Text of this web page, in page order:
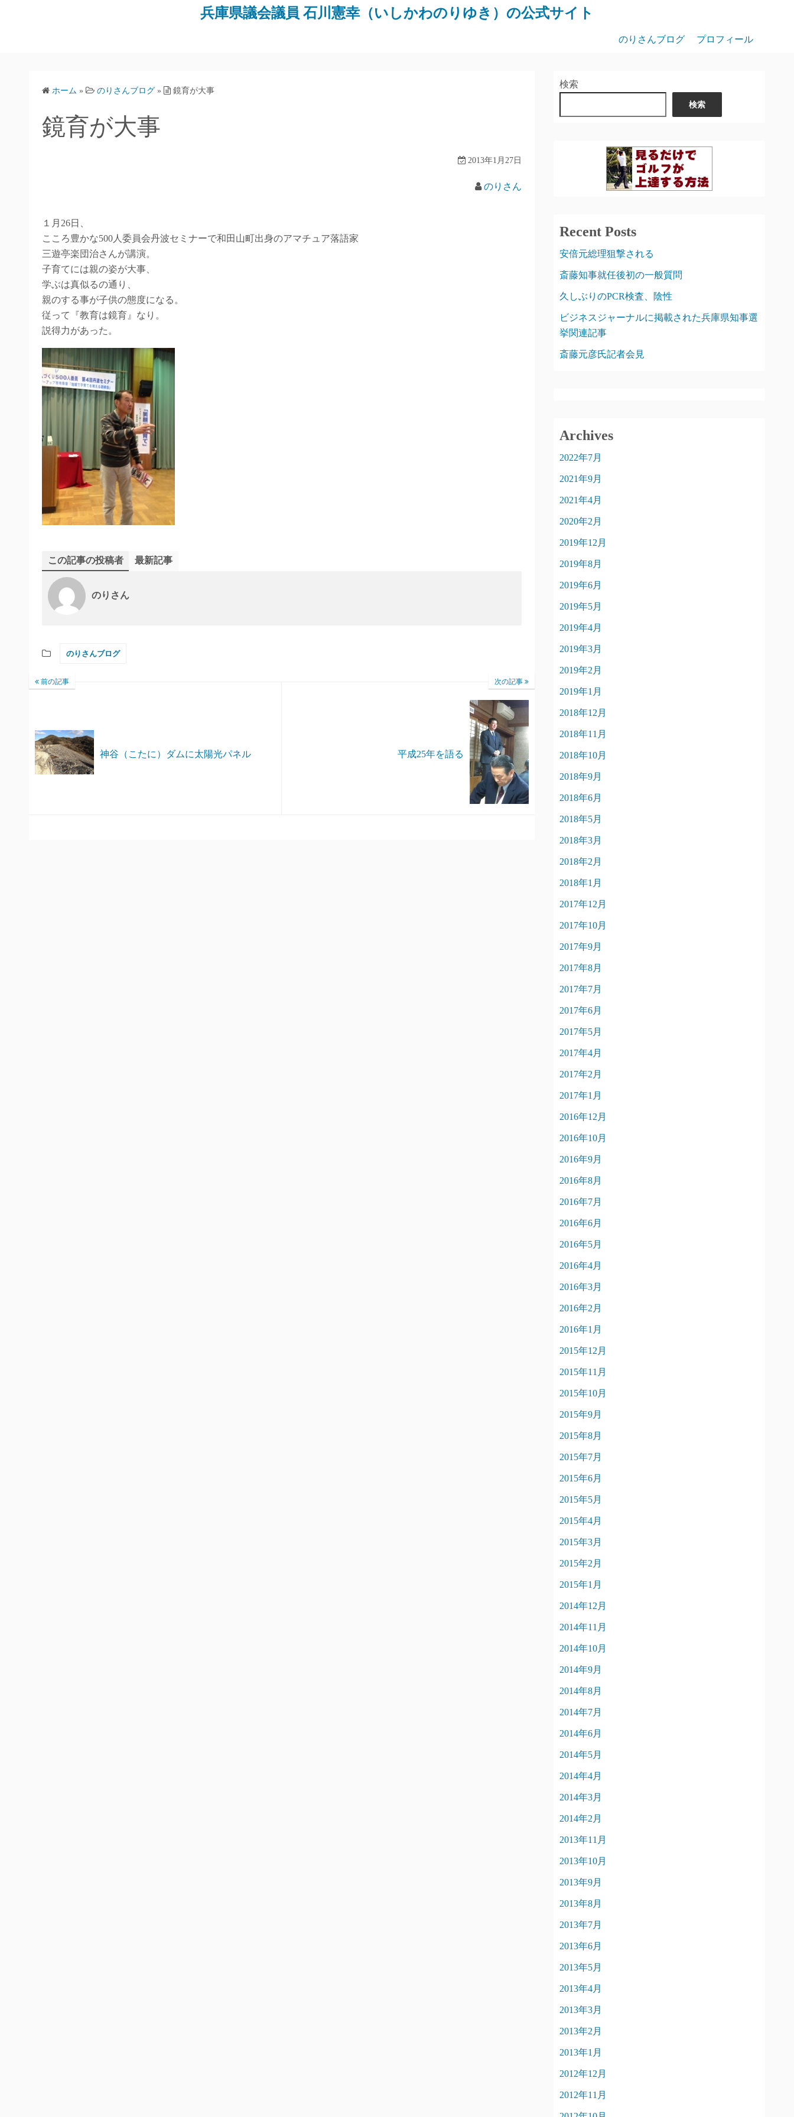
兵庫県議会議員 石川憲幸（いしかわのりゆき）の公式サイト
のりさんブログ プロフィール
ホーム » のりさんブログ » 鏡育が大事
鏡育が大事
2013年1月27日
のりさん
１月26日、
こころ豊かな500人委員会丹波セミナーで和田山町出身のアマチュア落語家
三遊亭楽団治さんが講演。
子育てには親の姿が大事、
学ぶは真似るの通り、
親のする事が子供の態度になる。
従って『教育は鏡育』なり。
説得力があった。
この記事の投稿者 最新記事
のりさん
のりさんブログ
前の記事
神谷（こたに）ダムに太陽光パネル
次の記事
平成25年を語る
検索
検索
Recent Posts
安倍元総理狙撃される
斎藤知事就任後初の一般質問
久しぶりのPCR検査、陰性
ビジネスジャーナルに掲載された兵庫県知事選
挙関連記事
斎藤元彦氏記者会見
Archives
2022年7月
2021年9月
2021年4月
2020年2月
2019年12月
2019年8月
2019年6月
2019年5月
2019年4月
2019年3月
2019年2月
2019年1月
2018年12月
2018年11月
2018年10月
2018年9月
2018年6月
2018年5月
2018年3月
2018年2月
2018年1月
2017年12月
2017年10月
2017年9月
2017年8月
2017年7月
2017年6月
2017年5月
2017年4月
2017年2月
2017年1月
2016年12月
2016年10月
2016年9月
2016年8月
2016年7月
2016年6月
2016年5月
2016年4月
2016年3月
2016年2月
2016年1月
2015年12月
2015年11月
2015年10月
2015年9月
2015年8月
2015年7月
2015年6月
2015年5月
2015年4月
2015年3月
2015年2月
2015年1月
2014年12月
2014年11月
2014年10月
2014年9月
2014年8月
2014年7月
2014年6月
2014年5月
2014年4月
2014年3月
2014年2月
2013年11月
2013年10月
2013年9月
2013年8月
2013年7月
2013年6月
2013年5月
2013年4月
2013年3月
2013年2月
2013年1月
2012年12月
2012年11月